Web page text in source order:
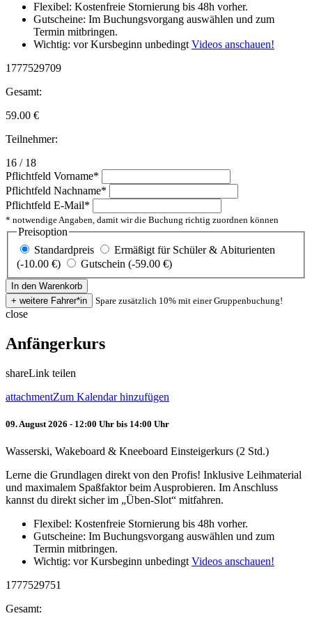
Flexibel: Kostenfreie Stornierung bis 48h vorher.
Gutscheine: Im Buchungsvorgang auswählen und zum
Termin mitbringen.
Wichtig: vor Kursbeginn unbedingt Videos anschauen!
1777529709
Gesamt:
59.00 €
Teilnehmer:
16 / 18
Pflichtfeld Vorname*
Pflichtfeld Nachname*
Pflichtfeld E-Mail*
* notwendige Angaben, damit wir die Buchung richtig zuordnen können
Preisoption
Standardpreis
Ermäßigt für Schüler & Abiturienten
(-10.00 €)
Gutschein (-59.00 €)
Spare zusätzlich 10% mit einer Gruppenbuchung!
close
Anfängerkurs
shareLink teilen
attachmentZum Kalendar hinzufügen
09. August 2026 - 12:00 Uhr bis 14:00 Uhr
Wasserski, Wakeboard & Kneeboard Einsteigerkurs (2 Std.)
Lerne die Grundlagen direkt von den Profis! Inklusive Leihmaterial
und maximalem Spaßfaktor beim Ausprobieren. Im Anschluss
kannst du direkt sicher im „Üben-Slot“ mitfahren.
Flexibel: Kostenfreie Stornierung bis 48h vorher.
Gutscheine: Im Buchungsvorgang auswählen und zum
Termin mitbringen.
Wichtig: vor Kursbeginn unbedingt Videos anschauen!
1777529751
Gesamt: